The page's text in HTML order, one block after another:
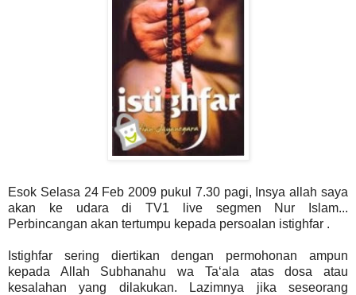
Esok Selasa 24 Feb 2009 pukul 7.30 pagi, Insya allah saya
akan ke udara di TV1 live segmen Nur Islam...
Perbincangan akan tertumpu kepada persoalan istighfar .
Istighfar sering diertikan dengan permohonan ampun
kepada Allah Subhanahu wa Ta‘ala atas dosa atau
kesalahan yang dilakukan. Lazimnya jika seseorang